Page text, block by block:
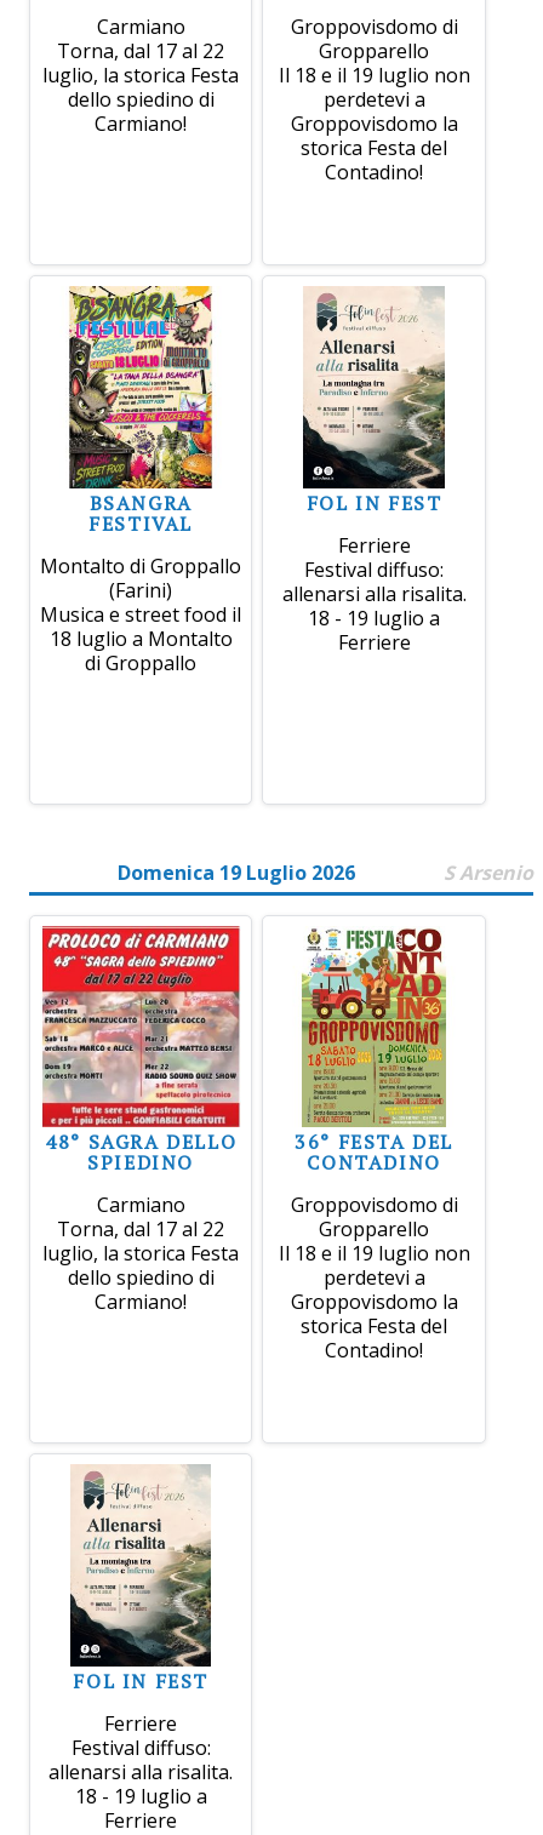
Carmiano
Torna, dal 17 al 22
luglio, la storica Festa
dello spiedino di
Carmiano!
Groppovisdomo di
Gropparello
Il 18 e il 19 luglio non
perdetevi a
Groppovisdomo la
storica Festa del
Contadino!
BSANGRA
FESTIVAL
Montalto di Groppallo
(Farini)
Musica e street food il
18 luglio a Montalto
di Groppallo
FOL IN FEST
Ferriere
Festival diffuso:
allenarsi alla risalita.
18 - 19 luglio a
Ferriere
Domenica 19 Luglio 2026 S Arsenio
48° SAGRA DELLO
SPIEDINO
Carmiano
Torna, dal 17 al 22
luglio, la storica Festa
dello spiedino di
Carmiano!
36° FESTA DEL
CONTADINO
Groppovisdomo di
Gropparello
Il 18 e il 19 luglio non
perdetevi a
Groppovisdomo la
storica Festa del
Contadino!
FOL IN FEST
Ferriere
Festival diffuso:
allenarsi alla risalita.
18 - 19 luglio a
Ferriere